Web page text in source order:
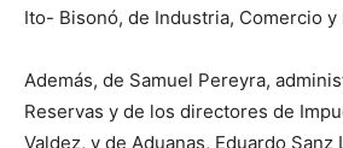
Ito- Bisonó, de Industria, Comercio y
Además, de Samuel Pereyra,
Reservas y de los directores de
Valdez, y de Aduanas, Eduardo Sanz